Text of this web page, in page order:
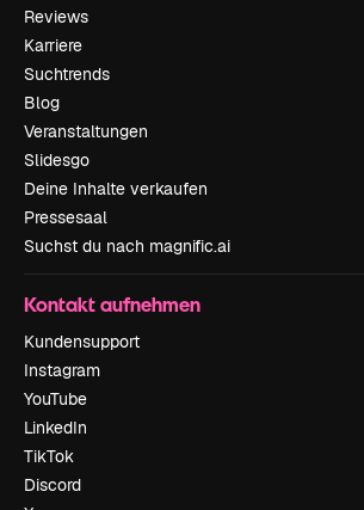
Reviews
Karriere
Suchtrends
Blog
Veranstaltungen
Slidesgo
Deine Inhalte verkaufen
Pressesaal
Suchst du nach magnific.ai
Kontakt aufnehmen
Kundensupport
Instagram
YouTube
LinkedIn
TikTok
Discord